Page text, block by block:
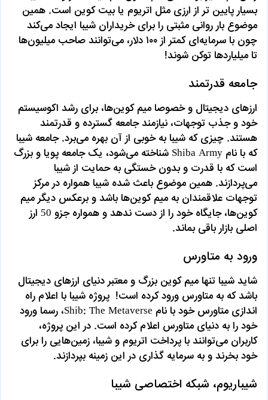
بسیار پایین تر از ارزی مثل اتریوم یا بیت کوین است. همین
موضوع بار روانی مثبتی را برای خریداران شیبا ایجاد می‌کند
چون با سرمایه‌ای کمتر از ۱۰۰ دلار، می‌توانند صاحب میلیون‌ها
تا میلیاردها توکن شوند!
جامعه قدرتمند
ارزهای دیجیتال و خصوصا میم کوین‌ها، برای رشد اکوسیستم
خود و جذب توجهات، نیازمند جامعه گسترده و قدرتمند
هستند. چیزی که شیبا به خوبی از آن بهره می‌برد. جامعه شیبا
که با نام Shiba Army شناخته می‌شود، یک جامعه پویا و بزرگ
است که با قدرت و بدون خستگی به حمایت از شیبا
می‌پردازند. همین موضوع باعث شده شیبا همواره در مرکز
توجهات علاقمندان به میم کوین‌ها باشد و برعکس دیگر میم
کوین‌ها، جایگاه خود را از دست ندهد و همواره جزو 50 ارز
اصلی بازار باقی بماند.
ورود به متاورس
شاید شیبا تنها میم کوین بزرگ و معتبر دنیای ارزهای دیجیتال
باشد که به متاورس ورود کرده است! پروژه شیبا با اعلام راه
اندازی متاورس خود با نام Shib: The Metaverse، رسما ورود
خود را به دنیای متاورس اعلام کرده است. در این پروژه،
کاربران می‌توانند با پرداخت اتریوم و شیبا، زمین‌هایی را برای
خود بخرند و به سرمایه گذاری در این زمینه بپردازند.
شیباریوم، شبکه اختصاصی شیبا